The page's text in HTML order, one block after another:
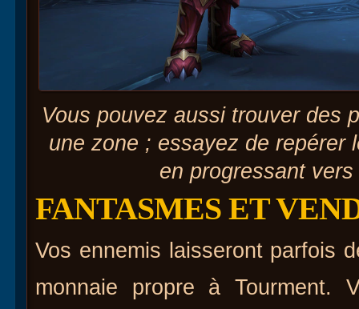
Vous pouvez aussi trouver des
une zone ; essayez de repérer
en progressant
FANTASMES ET
Vos ennemis laisseront parfois
monnaie propre à Tourment.